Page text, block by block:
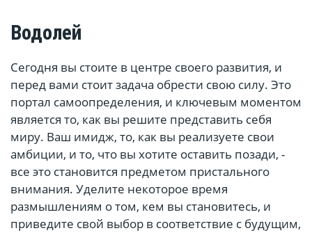
Водолей
Сегодня вы стоите в центре своего развития, и
перед вами стоит задача обрести свою силу. Это
портал самоопределения, и ключевым моментом
является то, как вы решите представить себя
миру. Ваш имидж, то, как вы реализуете свои
амбиции, и то, что вы хотите оставить позади, -
все это становится предметом пристального
внимания. Уделите некоторое время
размышлениям о том, кем вы становитесь, и
приведите свой выбор в соответствие с будущим,